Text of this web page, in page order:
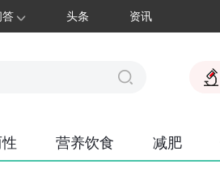
答 头条 资讯
营养饮食 减肥